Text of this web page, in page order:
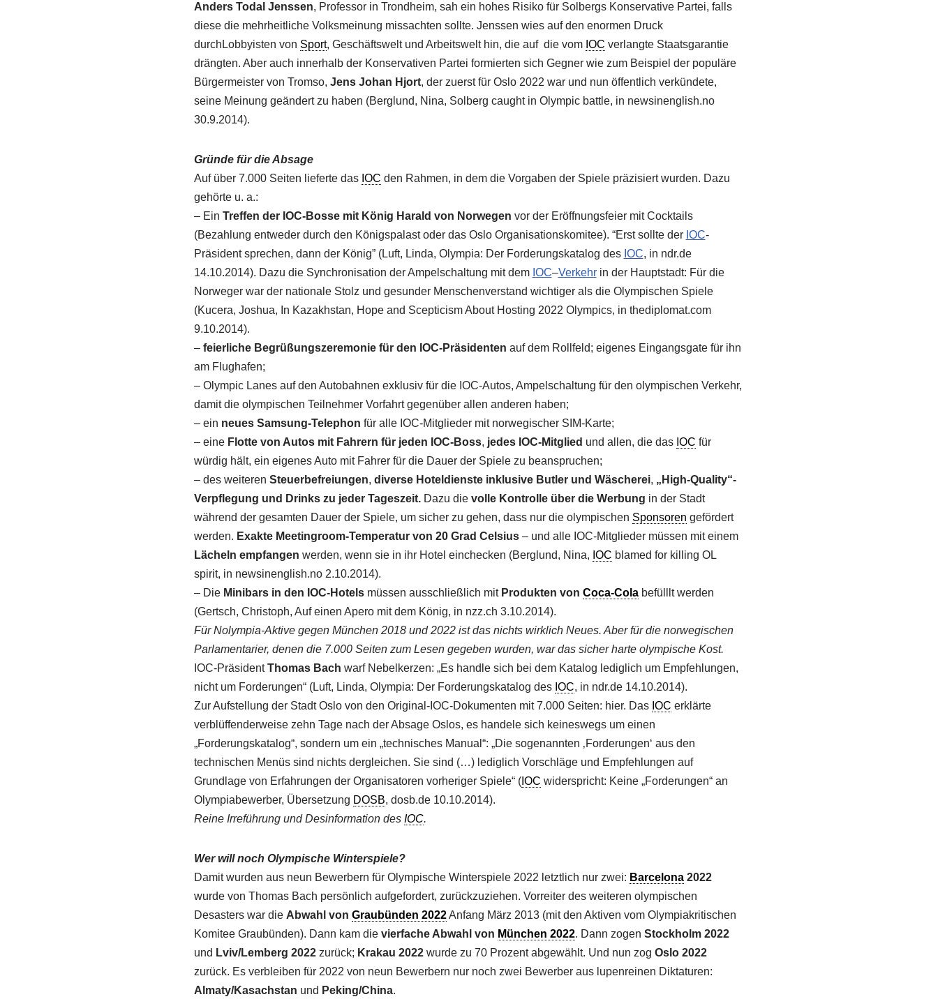
Anders Todal Jenssen, Professor in Trondheim, sah ein hohes Risiko für Solbergs Konservative Partei, falls
diese die mehrheitliche Volksmeinung missachten sollte. Jenssen wies auf den enormen Druck
durchLobbyisten von Sport, Geschäftswelt und Arbeitswelt hin, die auf die vom IOC verlangte Staatsgarantie
drängten. Aber auch innerhalb der Konservativen Partei formierten sich Gegner wie zum Beispiel der populäre
Bürgermeister von Tromso, Jens Johan Hjort, der zuerst für Oslo 2022 war und nun öffentlich verkündete,
seine Meinung geändert zu haben (Berglund, Nina, Solberg caught in Olympic battle, in newsinenglish.no
30.9.2014).
Gründe für die Absage
Auf über 7.000 Seiten lieferte das IOC den Rahmen, in dem die Vorgaben der Spiele präzisiert wurden. Dazu
gehörte u. a.:
– Ein Treffen der IOC-Bosse mit König Harald von Norwegen vor der Eröffnungsfeier mit Cocktails
(Bezahlung entweder durch den Königspalast oder das Oslo Organisationskomitee). “Erst sollte der IOC-
Präsident sprechen, dann der König” (Luft, Linda, Olympia: Der Forderungskatalog des IOC, in ndr.de
14.10.2014). Dazu die Synchronisation der Ampelschaltung mit dem IOC–Verkehrin der Hauptstadt: Für die
Norweger war der nationale Stolz und gesunder Menschenverstand wichtiger als die Olympischen Spiele
(Kucera, Joshua, In Kazakhstan, Hope and Scepticism About Hosting 2022 Olympics, in thediplomat.com
9.10.2014).
– feierliche Begrüßungszeremonie für den IOC-Präsidenten auf dem Rollfeld; eigenes Eingangsgate für ihn
am Flughafen;
– Olympic Lanes auf den Autobahnen exklusiv für die IOC-Autos, Ampelschaltung für den olympischen Verkehr,
damit die olympischen Teilnehmer Vorfahrt gegenüber allen anderen haben;
– ein neues Samsung-Telephon für alle IOC-Mitglieder mit norwegischer SIM-Karte;
– eine Flotte von Autos mit Fahrern für jeden IOC-Boss, jedes IOC-Mitglied und allen, die das IOC für
würdig hält, ein eigenes Auto mit Fahrer für die Dauer der Spiele zu beanspruchen;
– des weiteren Steuerbefreiungen, diverse Hoteldienste inklusive Butler und Wäscherei, „High-Quality“-
Verpflegung und Drinks zu jeder Tageszeit.Dazu die volle Kontrolle über die Werbung in der Stadt
während der gesamten Dauer der Spiele, um sicher zu gehen, dass nur die olympischen Sponsoren gefördert
werden. Exakte Meetingroom-Temperatur von 20 Grad Celsius– und alle IOC-Mitglieder müssen mit einem
Lächeln empfangen werden, wenn sie in ihr Hotel einchecken (Berglund, Nina, IOC blamed for killing OL
spirit, in newsinenglish.no 2.10.2014).
– Die Minibars in den IOC-Hotelsmüssen ausschließlich mit Produkten von Coca-Colabefülllt werden
(Gertsch, Christoph, Auf einen Apero mit dem König, in nzz.ch 3.10.2014).
Für Nolympia-Aktive gegen München 2018 und 2022 ist das nichts wirklich Neues. Aber für die norwegischen
Parlamentarier, denen die 7.000 Seiten zum Lesen gegeben wurden, war das sicher harte olympische Kost.
IOC-PräsidentThomas Bach warf Nebelkerzen: „Es handle sich bei dem Katalog lediglich um Empfehlungen,
nicht um Forderungen“ (Luft, Linda, Olympia: Der Forderungskatalog des IOC, in ndr.de 14.10.2014).
Zur Aufstellung der Stadt Oslo von den Original-IOC-Dokumenten mit 7.000 Seiten: hier. Das IOC erklärte
verblüffenderweise zehn Tage nach der Absage Oslos, es handele sich keineswegs um einen
„Forderungskatalog“, sondern um ein „technisches Manual“: „Die sogenannten ‚Forderungen‘ aus den
technischen Menüs sind nichts dergleichen. Sie sind (…) lediglich Vorschläge und Empfehlungen auf
Grundlage von Erfahrungen der Organisatoren vorheriger Spiele“ (IOC widerspricht: Keine „Forderungen“ an
Olympiabewerber, Übersetzung DOSB, dosb.de 10.10.2014).
Reine Irreführung und Desinformation des IOC.
Wer will noch Olympische Winterspiele?
Damit wurden aus neun Bewerbern für Olympische Winterspiele 2022 letztlich nur zwei: Barcelona2022
wurde von Thomas Bach persönlich aufgefordert, zurückzuziehen. Vorreiter des weiteren olympischen
Desasters war die Abwahl von Graubünden 2022Anfang März 2013 (mit den Aktiven vom Olympiakritischen
Komitee Graubünden). Dann kam die vierfache Abwahl von München 2022. Dann zogen Stockholm 2022
und Lviv/Lemberg 2022zurück; Krakau 2022wurde zu 70 Prozent abgewählt. Und nun zog Oslo 2022
zurück. Es verbleiben für 2022 von neun Bewerbern nur noch zwei Bewerber aus lupenreinen Diktaturen:
Almaty/Kasachstan und Peking/China.